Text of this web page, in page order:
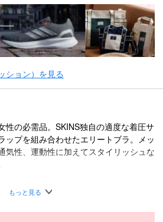
ション）を見る
性の必需品。SKINS独自の適度な着圧サ
ップを組み合わせたエリートブラ。メッ
気性、運動性に加えてスタイリッシュな
もっと見る